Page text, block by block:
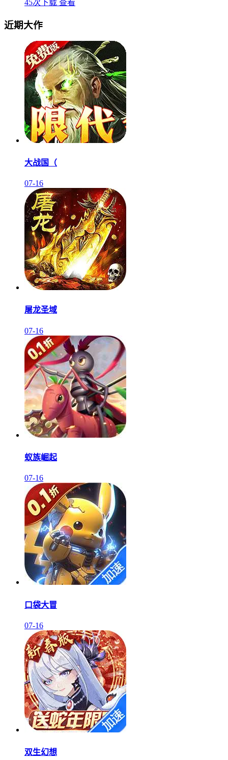
45次下载 查看
近期大作
大战国（
07-16
屠龙圣域
07-16
蚁族崛起
07-16
口袋大冒
07-16
双生幻想